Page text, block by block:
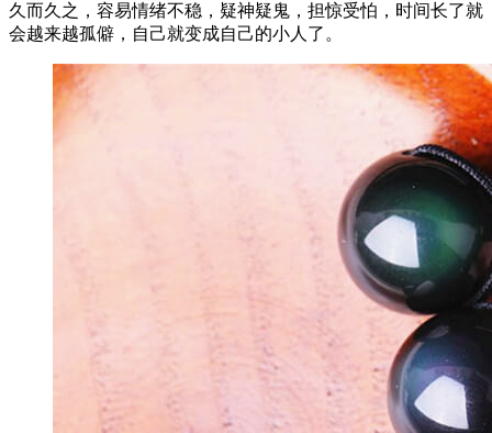
久而久之，容易情绪不稳，疑神疑鬼，担惊受怕，时间长了就
会越来越孤僻，自己就变成自己的小人了。